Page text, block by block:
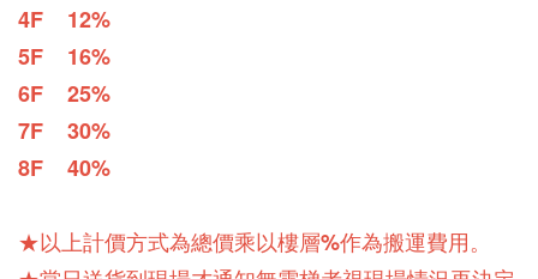
4F    12%
5F    16%
6F    25%
7F    30%
8F    40%
★以上計價方式為總價乘以樓層%作為搬運費用。